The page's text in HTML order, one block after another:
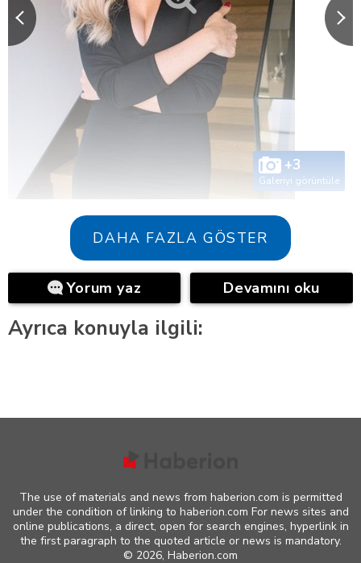
+3
Galeriyi görüntüle
DAHA FAZLA GÖSTER
Yorum yaz Devamını oku
Ayrıca konuyla ilgili:
The use of materials and news from haberion.com is permitted
under the condition of linking to haberion.com For news sites and
online publications, a direct, open for search engines, hyperlink in
the first paragraph to the quoted article or news is mandatory.
© 2026, Haberion.com